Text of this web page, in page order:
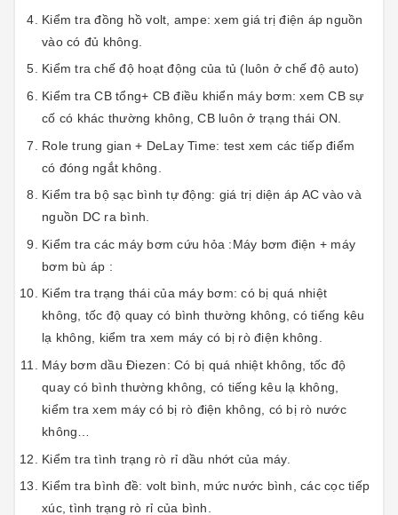
Kiểm tra đồng hồ volt, ampe: xem giá trị điện áp nguồn
vào có đủ không.
Kiểm tra chế độ hoạt động của tủ (luôn ở chế độ auto)
Kiểm tra CB tổng+ CB điều khiển máy bơm: xem CB sự
cố có khác thường không, CB luôn ở trạng thái ON.
Role trung gian + DeLay Time: test xem các tiếp điểm
có đóng ngắt không.
Kiểm tra bộ sạc bình tự động: giá trị diện áp AC vào và
nguồn DC ra bình.
Kiểm tra các máy bơm cứu hỏa :Máy bơm điện + máy
bơm bù áp :
Kiểm tra trạng thái của máy bơm: có bị quá nhiệt
không, tốc độ quay có bình thường không, có tiếng kêu
lạ không, kiểm tra xem máy có bị rò điện không.
Máy bơm dầu Điezen: Có bị quá nhiệt không, tốc độ
quay có bình thường không, có tiếng kêu lạ không,
kiểm tra xem máy có bị rò điện không, có bị rò nước
không…
Kiểm tra tình trạng rò rỉ dầu nhớt của máy.
Kiểm tra bình đề: volt bình, mức nước bình, các cọc tiếp
xúc, tình trạng rò rỉ của bình.